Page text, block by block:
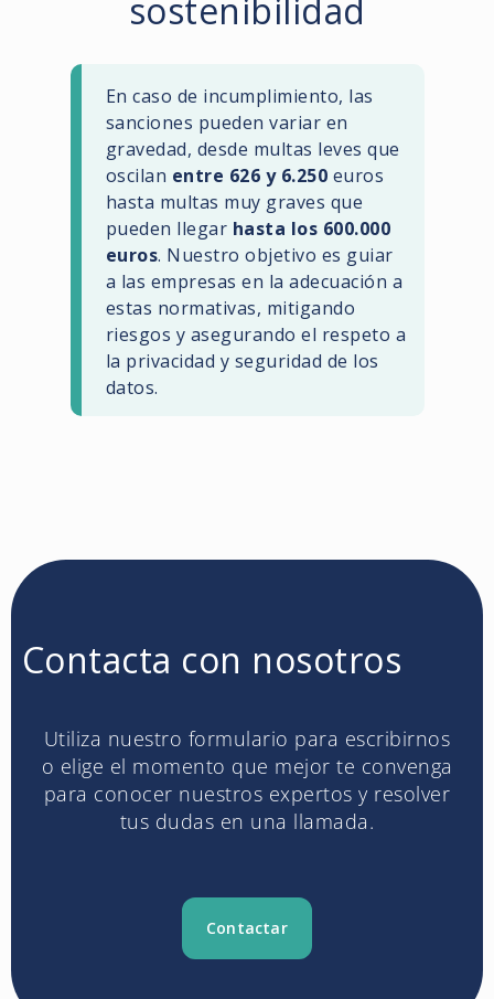
sostenibilidad
En caso de incumplimiento, las
sanciones pueden variar en
gravedad, desde multas leves que
oscilan entre 626 y 6.250 euros
hasta multas muy graves que
pueden llegar hasta los 600.000
euros. Nuestro objetivo es guiar
a las empresas en la adecuación a
estas normativas, mitigando
riesgos y asegurando el respeto a
la privacidad y seguridad de los
datos.
Contacta con nosotros
Utiliza nuestro formulario para escribirnos
o elige el momento que mejor te convenga
para conocer nuestros expertos y resolver
tus dudas en una llamada.
Contactar